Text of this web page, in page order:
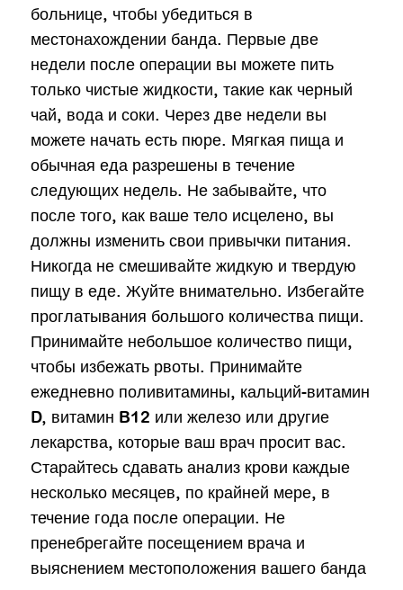
больнице, чтобы убедиться в
местонахождении банда. Первые две
недели после операции вы можете пить
только чистые жидкости, такие как черный
чай, вода и соки. Через две недели вы
можете начать есть пюре. Мягкая пища и
обычная еда разрешены в течение
следующих недель. Не забывайте, что
после того, как ваше тело исцелено, вы
должны изменить свои привычки питания.
Никогда не смешивайте жидкую и твердую
пищу в еде. Жуйте внимательно. Избегайте
проглатывания большого количества пищи.
Принимайте небольшое количество пищи,
чтобы избежать рвоты. Принимайте
ежедневно поливитамины, кальций-витамин
D, витамин B12 или железо или другие
лекарства, которые ваш врач просит вас.
Старайтесь сдавать анализ крови каждые
несколько месяцев, по крайней мере, в
течение года после операции. Не
пренебрегайте посещением врача и
выяснением местоположения вашего банда